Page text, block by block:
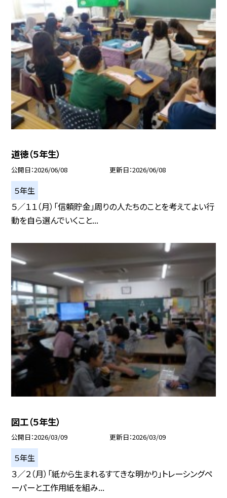
道徳（５年生）
公開日 2026/06/08 更新日 2026/06/08
５年生
５／１１（月）「信頼貯金」周りの人たちのことを考えてよい行
動を自ら選んでいくこと...
図工（５年生）
公開日 2026/03/09 更新日 2026/03/09
５年生
３／２（月）「紙から生まれるすてきな明かり」トレーシングペ
ーパーと工作用紙を組み...